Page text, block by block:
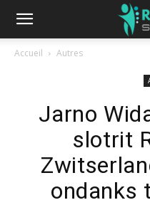
Accueil Autres
Jarno
slotrit
ondanks